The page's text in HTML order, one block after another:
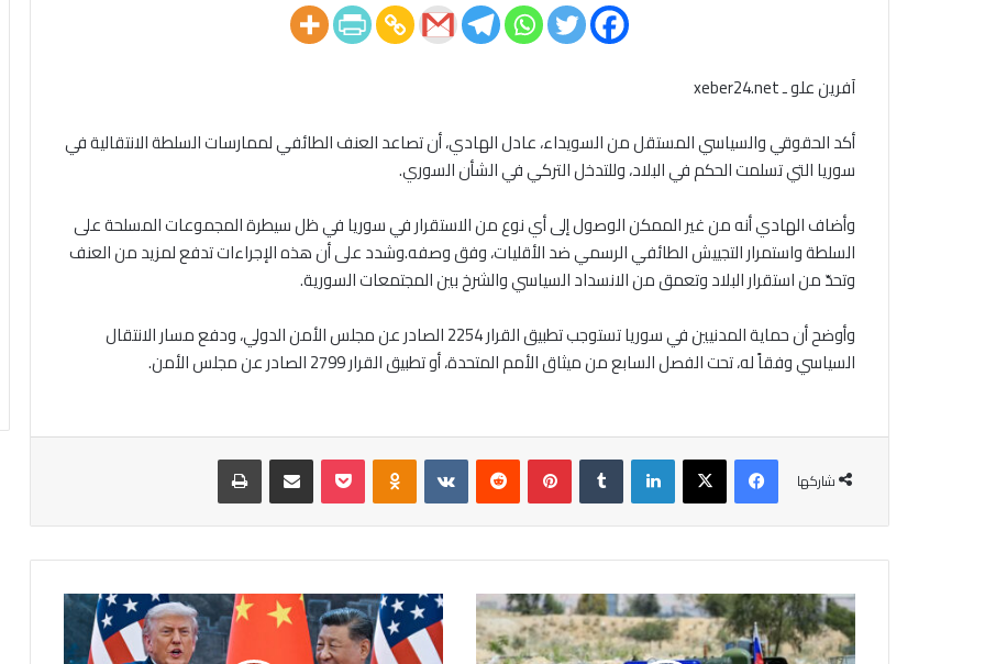
آفرين علو ـ xeber24.net
أكد الحقوقي والسياسي المستقل من السويداء، عادل الهادي، أن تصاعد العنف الطائفي لممارسات السلطة الانتقالية في
سوريا التي تسلمت الحكم في البلاد، وللتدخل التركي في الشأن السوري.
وأضاف الهادي أنه من غير الممكن الوصول إلى أي نوع من الاستقرار في سوريا في ظل سيطرة المجموعات المسلحة على
السلطة واستمرار التجييش الطائفي الرسمي ضد الأقليات، وفق وصفه.وشدد على أن هذه الإجراءات تدفع لمزيد من العنف
وتحدّ من استقرار البلاد وتعمق من الانسداد السياسي والشرخ بين المجتمعات السورية.
وأوضح أن حماية المدنيين في سوريا تستوجب تطبيق القرار 2254 الصادر عن مجلس الأمن الدولي، ودفع مسار الانتقال
السياسي وفقاً له، تحت الفصل السابع من ميثاق الأمم المتحدة، أو تطبيق القرار 2799 الصادر عن مجلس الأمن.
شاركها
فيسبوك‫X لينكدإن بينتيريست Odnoklassniki
‫Pocket مشاركة عبر البريد طباعة
تعزيزات
روسية
لافتة
الصين
تدعو
لإعادة